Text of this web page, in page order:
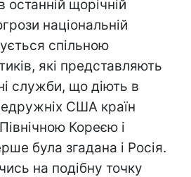
щорічній
національній
спільною
які представляють
служби, що діють в
США країн
Кореєю і
була згадана і Росія.
на подібну точку